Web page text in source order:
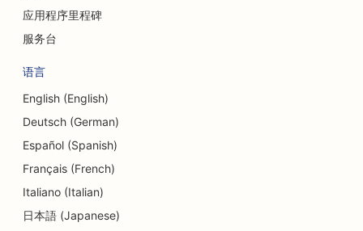
应用程序里程碑
服务台
语言
English (English)
Deutsch (German)
Español (Spanish)
Français (French)
Italiano (Italian)
日本語 (Japanese)